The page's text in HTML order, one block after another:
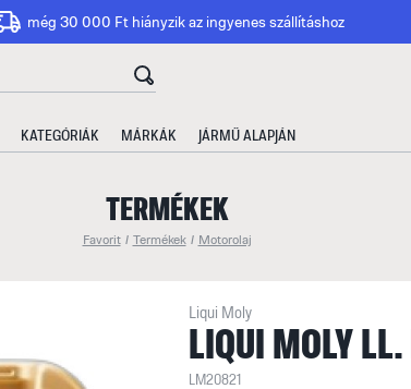
még 30 000 Ft hiányzik az ingyenes szállításhoz
KATEGÓRIÁK MÁRKÁK JÁRMŰ ALAPJÁN
TERMÉKEK
Favorit / Termékek / Motorolaj
Liqui Moly
LIQUI MOLY
LM20821